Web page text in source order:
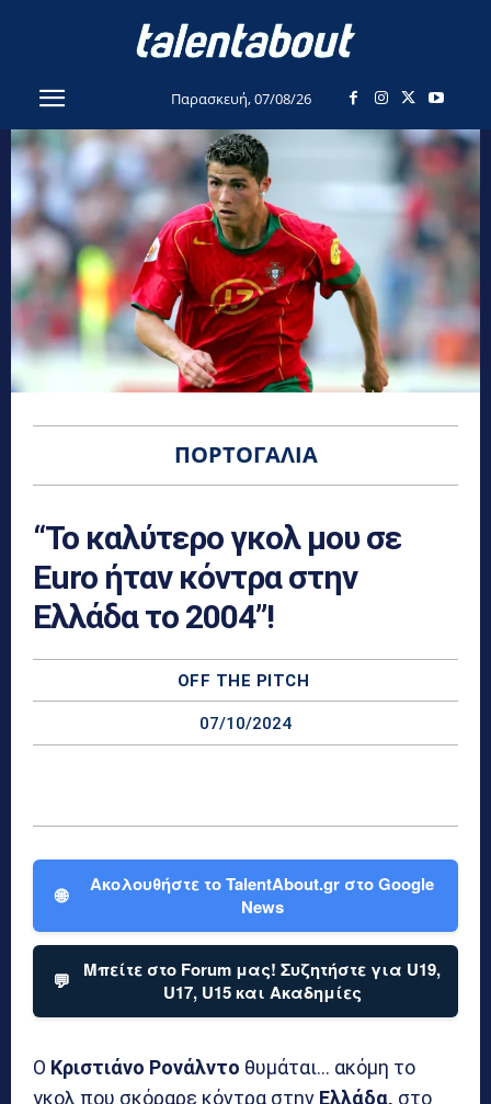
Παρασκευή, 07/08/26
ΠΟΡΤΟΓΑΛΊΑ
“Το καλύτερο γκολ μου σε
Euro ήταν κόντρα στην
Ελλάδα το 2004”!
OFF THE PITCH
07/10/2024
🌐
Ακολουθήστε το TalentAbout.gr στο Google
News
💬
Μπείτε στο Forum μας! Συζητήστε για U19,
U17, U15 και Ακαδημίες
Ο Κριστιάνο Ρονάλντο θυμάται… ακόμη το
γκολ που σκόραρε κόντρα στην Ελλάδα, στο